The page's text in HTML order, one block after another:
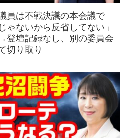
員は不戦決議の本会議で
ゃないから反省してない」
登壇記録なし、別の委員会
切り取り